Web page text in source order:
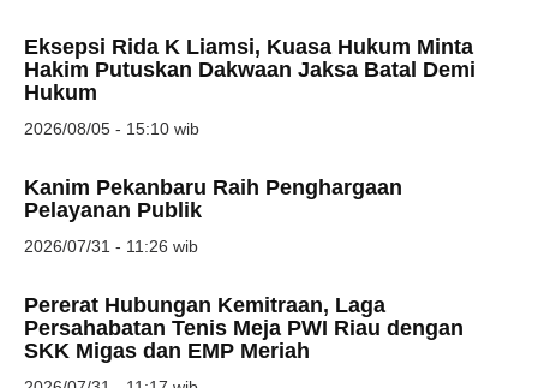
Eksepsi Rida K Liamsi, Kuasa Hukum Minta
Hakim Putuskan Dakwaan Jaksa Batal Demi
Hukum
2026/08/05 - 15:10 wib
Kanim Pekanbaru Raih Penghargaan
Pelayanan Publik
2026/07/31 - 11:26 wib
Pererat Hubungan Kemitraan, Laga
Persahabatan Tenis Meja PWI Riau dengan
SKK Migas dan EMP Meriah